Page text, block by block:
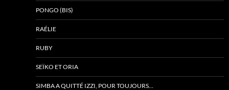
PONGO (BIS)
RAÉLIE
RUBY
SEÏKO ET ORIA
SIMBA A QUITTÉ IZZI, POUR TOUJOURS…